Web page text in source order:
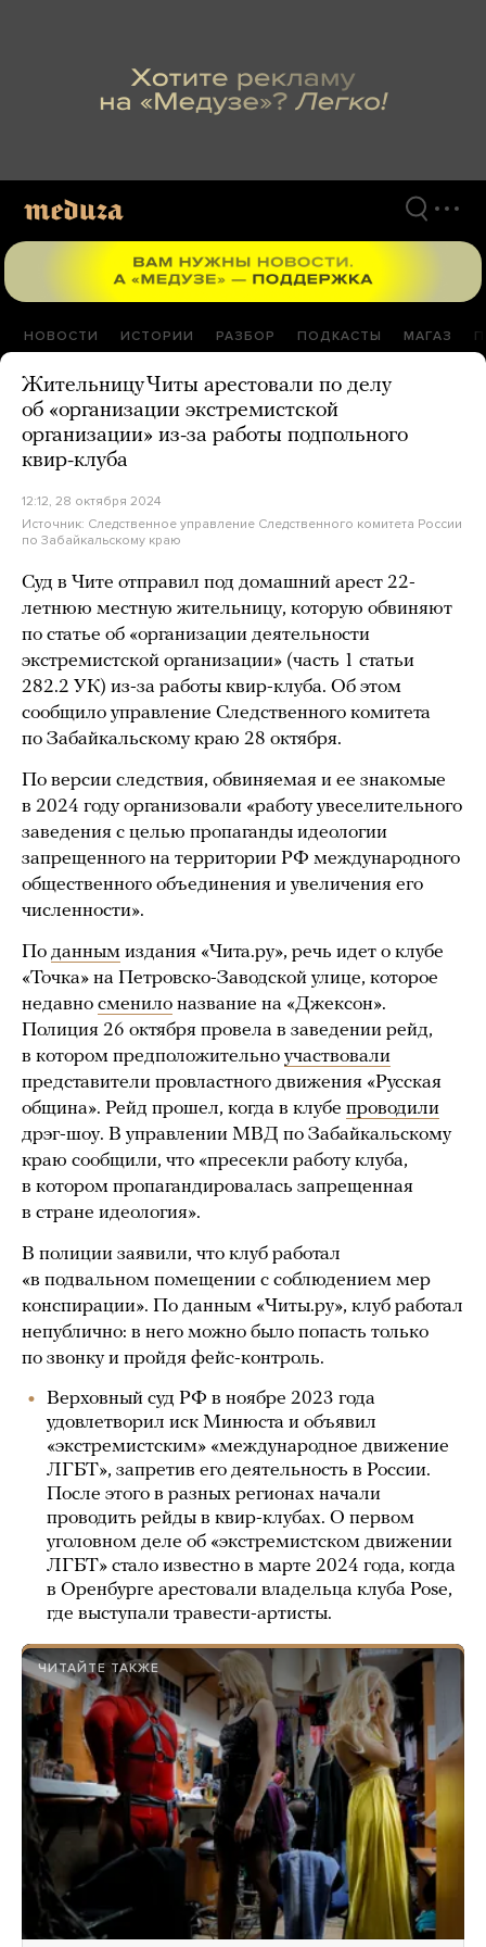
НОВОСТИ ИСТОРИИ РАЗБОР ПОДКАСТЫ МАГАЗ
Жительницу Читы арестовали по делу
об «организации экстремистской
организации» из-за работы подпольного
квир-клуба
12:12, 28 октября 2024
Источник: Следственное управление Следственного комитета России
по Забайкальскому краю
Суд в Чите отправил под домашний арест 22-
летнюю местную жительницу, которую обвиняют
по статье об «организации деятельности
экстремистской организации» (часть 1 статьи
282.2 УК) из-за работы квир-клуба. Об этом
сообщило управление Следственного комитета
по Забайкальскому краю 28 октября.
По версии следствия, обвиняемая и ее знакомые
в 2024 году организовали «работу увеселительного
заведения с целью пропаганды идеологии
запрещенного на территории РФ международного
общественного объединения и увеличения его
численности».
По данным издания «Чита.ру», речь идет о клубе
«Точка» на Петровско-Заводской улице, которое
недавно сменило название на «Джексон».
Полиция 26 октября провела в заведении рейд,
в котором предположительно участвовали
представители провластного движения «‎Русская
община». Рейд прошел, когда в клубе проводили
дрэг-шоу. В управлении МВД по Забайкальскому
краю сообщили, что «пресекли работу клуба,
в котором пропагандировалась запрещенная
в стране идеология».
В полиции заявили, что клуб работал
«в подвальном помещении с соблюдением мер
конспирации». По данным «Читы.ру», клуб работал
непублично: в него можно было попасть только
по звонку и пройдя фейс-контроль.
Верховный суд РФ в ноябре 2023 года
удовлетворил иск Минюста и объявил
«экстремистским» «международное движение
ЛГБТ», запретив его деятельность в России.
После этого в разных регионах начали
проводить рейды в квир-клубах. О первом
уголовном деле об «экстремистском движении
ЛГБТ» стало известно в марте 2024 года, когда
в Оренбурге арестовали владельца клуба Pose,
где выступали травести-артисты.
ЧИТАЙТЕ ТАКЖЕ